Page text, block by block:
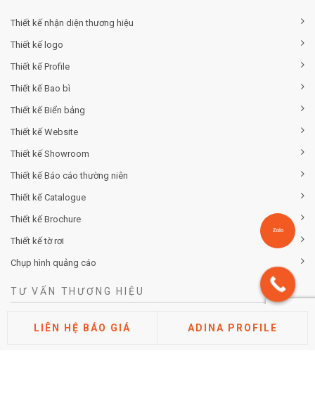
Thiết kế nhận diện thương hiệu
Thiết kế logo
Thiết kế Profile
Thiết kế Bao bì
Thiết kế Biển bảng
Thiết kế Website
Thiết kế Showroom
Thiết kế Báo cáo thường niên
Thiết kế Catalogue
Thiết kế Brochure
Thiết kế tờ rơi
Chụp hình quảng cáo
TƯ VẤN THƯƠNG HIỆU
Tư vấn chiến lược khác biệt hóa thương hiệu
LIÊN HỆ BÁO GIÁ ADINA PROFILE